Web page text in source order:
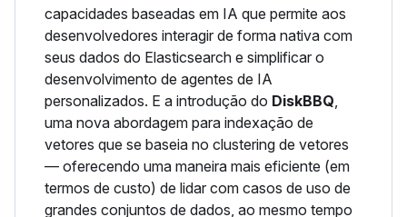
capacidades baseadas em IA que permite aos
desenvolvedores interagir de forma nativa com
seus dados do Elasticsearch e simplificar o
desenvolvimento de agentes de IA
personalizados. E a introdução do DiskBBQ
uma nova abordagem para indexação de
vetores que se baseia no clustering de vetores
— oferecendo uma maneira mais eficiente (em
termos de custo) de lidar com casos de uso de
grandes conjuntos de dados, ao mesmo tempo